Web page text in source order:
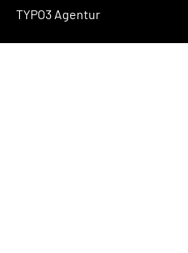
TYPO3 Agentur